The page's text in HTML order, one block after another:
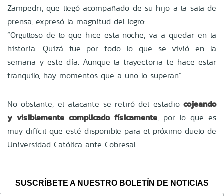
Zampedri, que llegó acompañado de su hijo a la sala de
prensa, expresó la magnitud del logro:
“Orgulloso de lo que hice esta noche, va a quedar en la
historia. Quizá fue por todo lo que se vivió en la
semana y este día. Aunque la trayectoria te hace estar
tranquilo, hay momentos que a uno lo superan”.
No obstante, el atacante se retiró del estadio cojeando
y visiblemente complicado físicamente, por lo que es
muy difícil que esté disponible para el próximo duelo de
Universidad Católica ante Cobresal.
SUSCRÍBETE A NUESTRO BOLETÍN DE NOTICIAS